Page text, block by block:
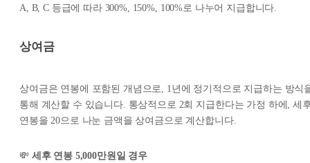
A, B, C 등급에 따라 300%, 150%, 100%로 나누어 지급합니다.
상여금
상여금은 연봉에 포함된 개념으로, 1년에 정기적으로 지급하는 방식
통해 계산할 수 있습니다. 통상적으로 2회 지급한다는 가정 하에, 세
연봉을 20으로 나눈 금액을 상여금으로 계산합니다.
💸 세후 연봉 5,000만원일 경우